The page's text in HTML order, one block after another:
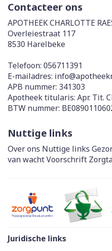
Contacteer ons
APOTHEEK CHARLOTTE
Overleiestraat 117
8530 Harelbeke
Telefoon: 056711391
E-mailadres: info@
APB nummer: 341303
Apotheek titularis: Apr. Tit.
BTW nummer:
Nuttige links
Over ons Nuttige links
van wachtVoorschrift
Juridische links